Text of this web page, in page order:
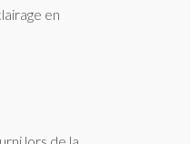
en